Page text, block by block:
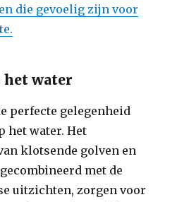
die gevoelig zijn voor
het water
perfecte gelegenheid
het water. Het
klotsende golven en
met de
uitzichten, zorgen voor